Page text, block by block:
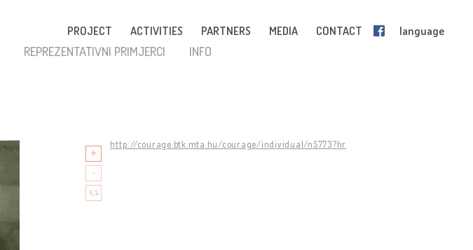
PROJECT ACTIVITIES PARTNERS MEDIA CONTACT language
REPREZENTATIVNI PRIMJERCI INFO
http://courage.btk.mta.hu/courage/individual/n5773?hr